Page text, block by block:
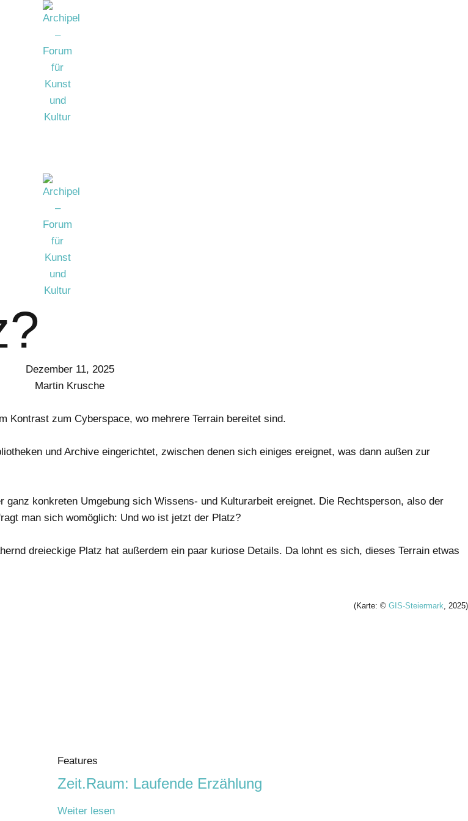
Dezember 11, 2025
Martin Krusche
Kontrast zum Cyberspace, wo mehrere Terrain bereitet sind.
und Archive eingerichtet, zwischen denen sich einiges ereignet, was dann außen zur
konkreten Umgebung sich Wissens- und Kulturarbeit ereignet. Die Rechtsperson, also der
man sich womöglich: Und wo ist jetzt der Platz?
dreieckige Platz hat außerdem ein paar kuriose Details. Da lohnt es sich, dieses Terrain etwas
(Karte: © GIS-Steiermark, 2025)
Features
Zeit.Raum: Laufende Erzählung
Weiter lesen